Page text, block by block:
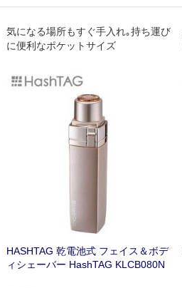
気になる場所もすぐ手入れ｡持ち運び
に便利なポケットサイズ
HASHTAG 乾電池式 フェイス＆ボデ
ィシェーバー HashTAG KLCB080N